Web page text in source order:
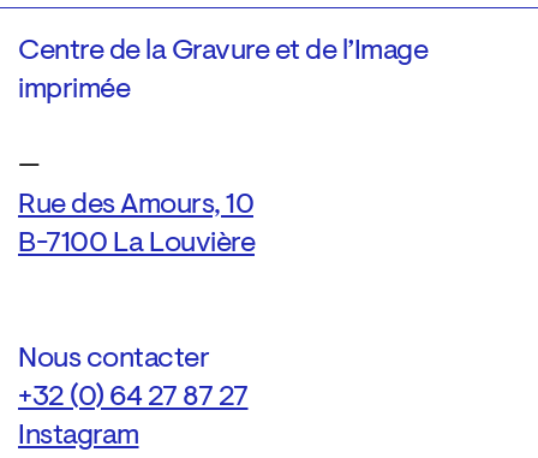
Centre de la Gravure et de l’Image
imprimée
—
Rue des Amours, 10
B-7100 La Louvière
Nous contacter
+32 (0) 64 27 87 27
Instagram